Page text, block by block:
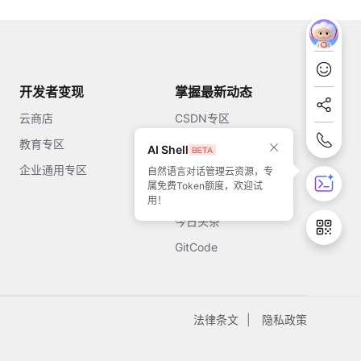
AI Shell
自然语言对话管理云资源，专
属免费Token额度，欢迎试
用！
开发者变现
云商店
教育专区
企业通用专区
掌握最新动态
CSDN专区
知乎
开源中国
今日头条
GitCode
法律条文 隐私政策